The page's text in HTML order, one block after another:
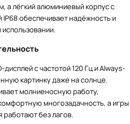
а лёгкий алюминиевый корпус с
IP68 обеспечивает надёжность и
дисплей с частотой 120 Гц и Always-
картинку даже на солнце.
молниеносную работу,
многозадачность, а игры
работают без лагов.